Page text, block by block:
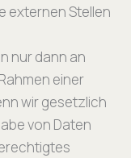
externen Stellen
nur dann an
einer
wir gesetzlich
von Daten